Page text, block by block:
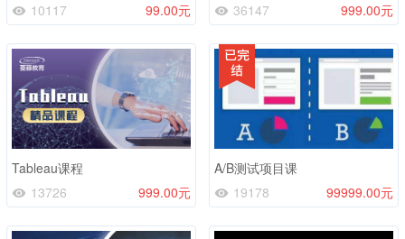
10117
99.00元
36147
999.00元
Tableau课程
13726
999.00元
A/B测试项目课
19178
99999.00元